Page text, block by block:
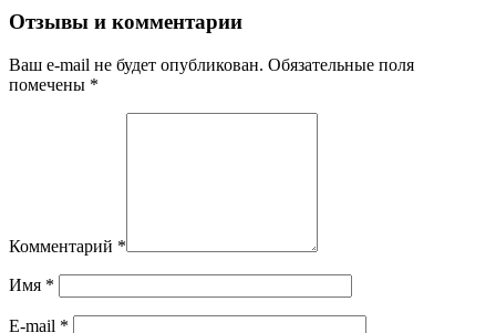
Отзывы и комментарии
Ваш e-mail не будет опубликован. Обязательные поля
помечены *
Комментарий *
Имя *
E-mail *